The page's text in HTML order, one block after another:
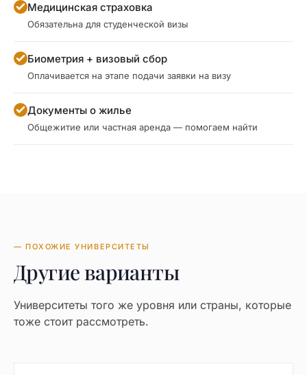
Медицинская страховка
Обязательна для студенческой визы
Биометрия + визовый сбор
Оплачивается на этапе подачи заявки на визу
Документы о жилье
Общежитие или частная аренда — помогаем найти
— ПОХОЖИЕ УНИВЕРСИТЕТЫ
Другие варианты
Университеты того же уровня или страны, которые
тоже стоит рассмотреть.